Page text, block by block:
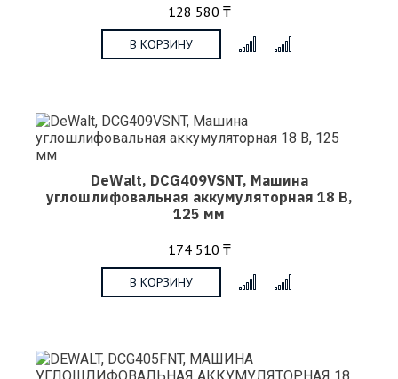
128 580 ₸
В КОРЗИНУ
DeWalt, DCG409VSNT, Машина
углошлифовальная аккумуляторная 18 В,
125 мм
174 510 ₸
В КОРЗИНУ